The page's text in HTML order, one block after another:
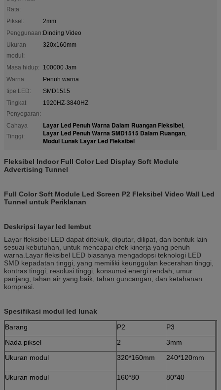
Rata:
Piksel:
2mm
Penggunaan:Dinding Video
Ukuran
modul:
320x160mm
Masa hidup:
100000 Jam
Warna:
Penuh warna
tipe LED:
SMD1515
Tingkat
Penyegaran:
1920HZ-3840HZ
Cahaya
Tinggi:
Layar Led Penuh Warna Dalam Ruangan Fleksibel,
Layar Led Penuh Warna SMD1515 Dalam Ruangan,
Modul Lunak Layar Led Fleksibel
Fleksibel Indoor Full Color Led Display Soft Module
Advertising Tunnel
Full Color Soft Module Led Screen P2 Fleksibel Video Wall Led
Tunnel untuk Periklanan
Deskripsi layar led lembut
Layar fleksibel LED dapat ditekuk, diputar, dilipat, dan bentuk lain
sesuai kebutuhan, untuk mencapai efek kinerja yang penuh
warna.Layar fleksibel LED biasanya mengadopsi teknologi LED
SMD kepadatan tinggi, yang memiliki keunggulan kecerahan tinggi,
kontras tinggi, resolusi tinggi, konsumsi energi rendah, umur
panjang, tahan air yang baik, tahan guncangan, dan ketahanan
kompresi.
Spesifikasi modul led lunak
Barang
P2
P3
Nada piksel
2
3mm
Ukuran modul
320*160mm 240*120mm
Ukuran modul 160*80 80*40